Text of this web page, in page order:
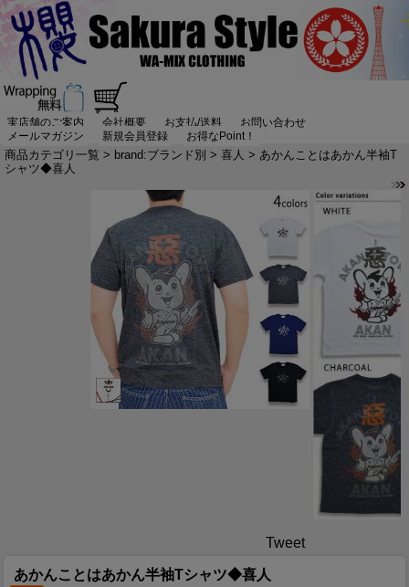
実店舗のご案内 会社概要 お支払/送料
お問い合わせ
メールマガジン
新規会員登録 お得なPoint！
商品カテゴリ一覧 > brand:ブランド別 > 喜人 > あかんことはあかん半袖T
シャツ◆喜人
Tweet
あかんことはあかん半袖Tシャツ◆喜人